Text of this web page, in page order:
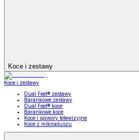
Koce i zestawy
Koce i zestawy
Dual Feel® zestawy
Barankowe zestawy
Dual Feel® koce
Barankowe koce
Koce i śpiwory telewizyjne
Koce z mikropluszu